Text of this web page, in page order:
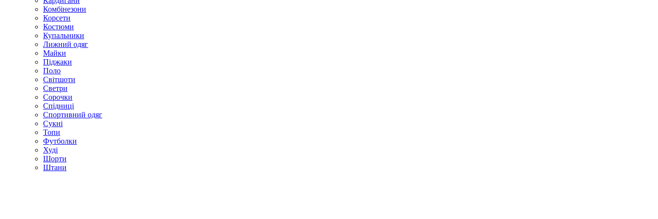
Комбінезони
Корсети
Костюми
Купальники
Лижний одяг
Майки
Піджаки
Поло
Світшоти
Светри
Сорочки
Спідниці
Спортивний одяг
Сукні
Топи
Футболки
Худі
Шорти
Штани